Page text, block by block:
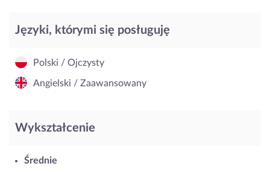
Języki, którymi się posługuję
Polski / Ojczysty
Angielski / Zaawansowany
Wykształcenie
Średnie